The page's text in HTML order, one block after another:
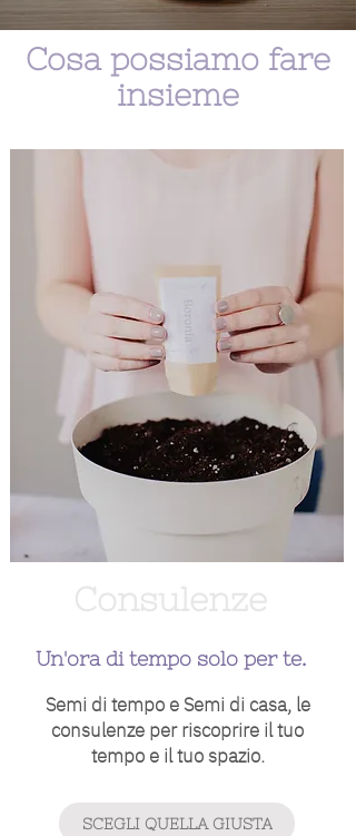
Cosa possiamo fare
insieme
Consulenze
Un'ora di tempo solo per te.
Semi di tempo e Semi di casa, le
consulenze per riscoprire il tuo
tempo e il tuo spazio.
SCEGLI QUELLA GIUSTA